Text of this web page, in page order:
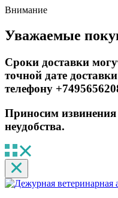
Внимание
Уважаемые
Сроки доставки
точной дате
телефону
Приносим извинения
неудобства.